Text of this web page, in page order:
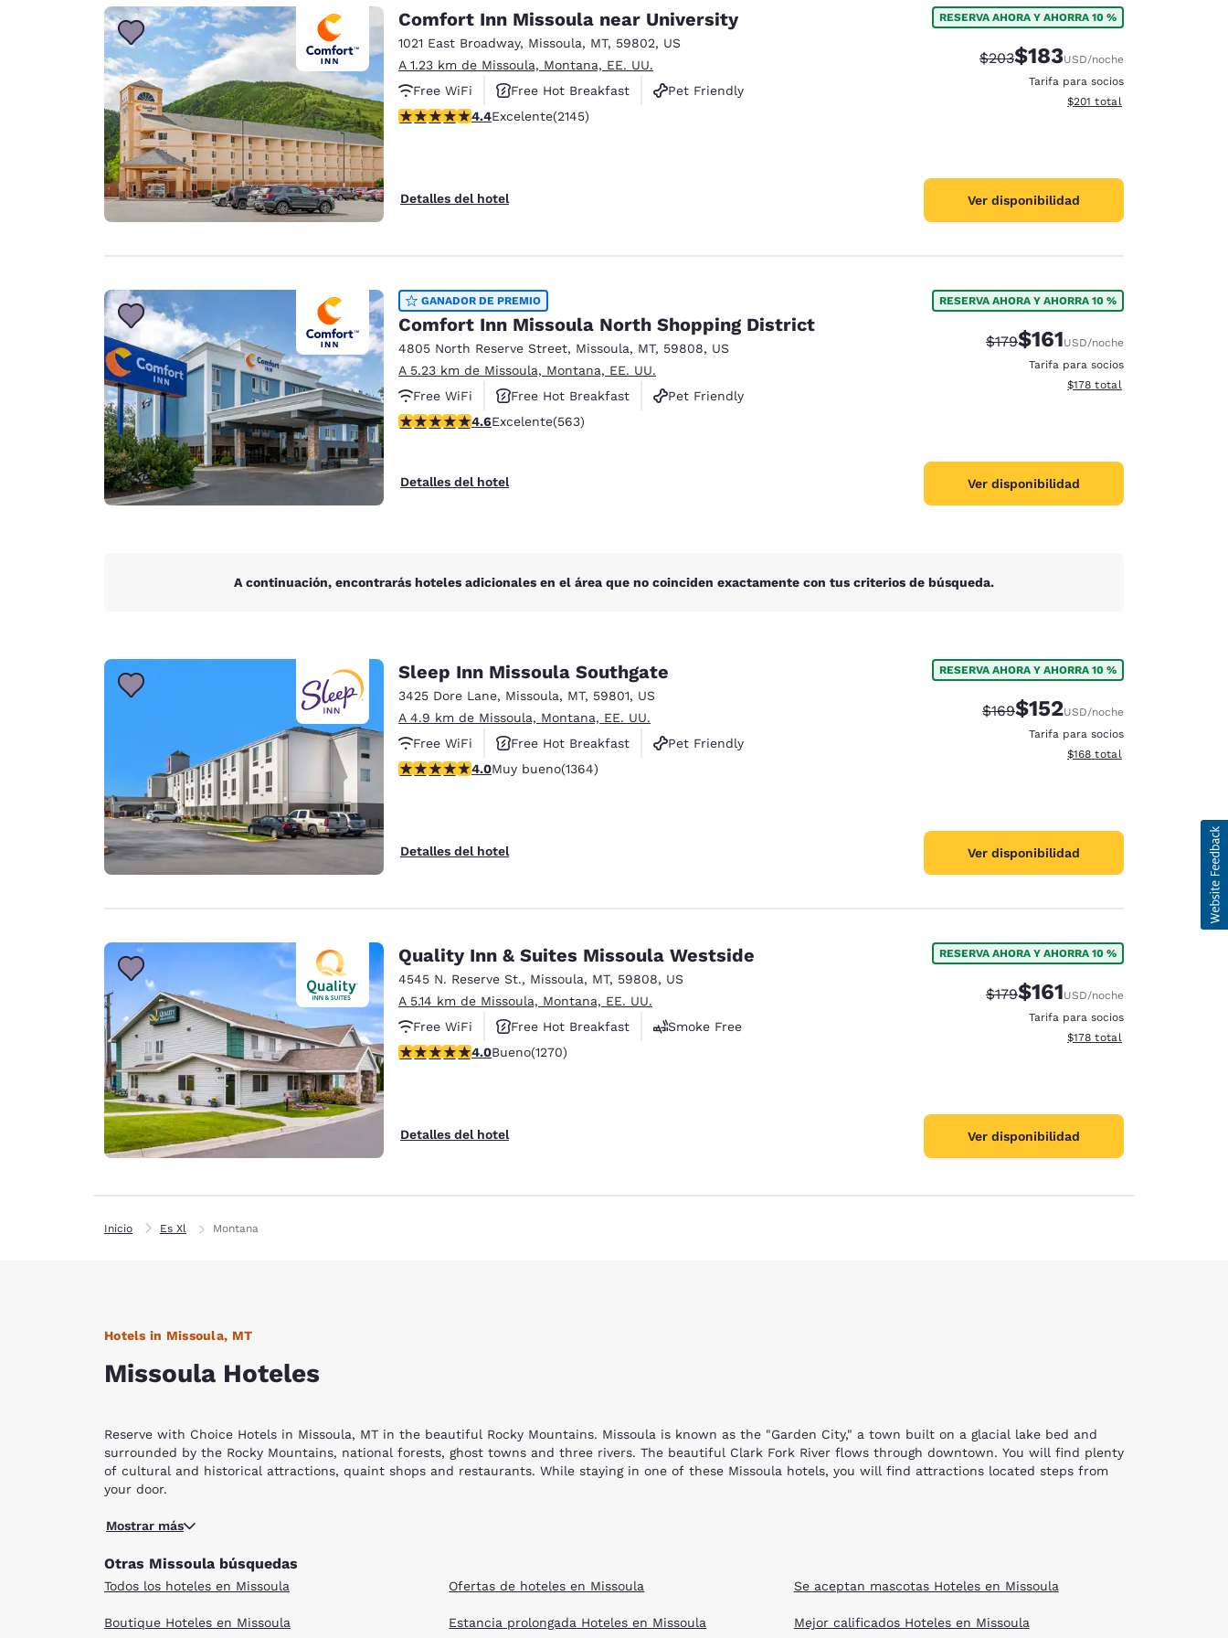
Español
Europa
Deutschland
Deutsch
Germany
Spain
English
Ireland
English
Asia-Pacífico
Australia
English
India
English
Comfort Inn Missoula near University
1021 East Broadway, Missoula, MT, 59802, US
A 1.23 km de Missoula, Montana, EE. UU.
Free WiFi
Free Hot Breakfast
Pet Friendly
calificación de 4.37 estrellas. Excelente. 2145 reseñas
4.4Excelente(2145)
Detalles del hotel
RESERVA AHORA Y AHORRA 10 %
Precio tachado:
$203Precio con descuento:
$183USD/noche
Tarifa para socios
Ver detalles del total
$201 total
Ver disponibilidad
GANADOR DE PREMIO
Comfort Inn Missoula North Shopping District
4805 North Reserve Street, Missoula, MT, 59808, US
A 5.23 km de Missoula, Montana, EE. UU.
Free WiFi
Free Hot Breakfast
Pet Friendly
calificación de 4.57 estrellas. Excelente. 563 reseñas
4.6Excelente(563)
Detalles del hotel
RESERVA AHORA Y AHORRA 10 %
Precio tachado:
$179Precio con descuento:
$161USD/noche
Tarifa para socios
Ver detalles del total
$178 total
Ver disponibilidad
A continuación, encontrarás hoteles adicionales en el área que no coinciden exactamente con tus criterios de búsqueda.
Sleep Inn Missoula Southgate
3425 Dore Lane, Missoula, MT, 59801, US
A 4.9 km de Missoula, Montana, EE. UU.
Free WiFi
Free Hot Breakfast
Pet Friendly
calificación de 4.05 estrellas. Muy bueno. 1364 reseñas
4.0Muy bueno(1364)
Detalles del hotel
RESERVA AHORA Y AHORRA 10 %
Precio tachado:
$169Precio con descuento:
$152USD/noche
Tarifa para socios
Ver detalles del total
$168 total
Ver disponibilidad
Quality Inn & Suites Missoula Westside
4545 N. Reserve St., Missoula, MT, 59808, US
A 5.14 km de Missoula, Montana, EE. UU.
Free WiFi
Free Hot Breakfast
Smoke Free
calificación de 3.97 estrellas. Bueno. 1270 reseñas
4.0Bueno(1270)
Detalles del hotel
RESERVA AHORA Y AHORRA 10 %
Precio tachado:
$179Precio con descuento:
$161USD/noche
Tarifa para socios
Ver detalles del total
$178 total
Ver disponibilidad
Inicio Es Xl Montana
Hotels in Missoula, MT
Missoula Hoteles
Reserve with Choice Hotels in Missoula, MT in the beautiful Rocky Mountains. Missoula is known as the "Garden City," a town built on a glacial lake bed and
surrounded by the Rocky Mountains, national forests, ghost towns and three rivers. The beautiful Clark Fork River flows through downtown. You will find plenty
of cultural and historical attractions, quaint shops and restaurants. While staying in one of these Missoula hotels, you will find attractions located steps from
your door.
Against a backdrop of forests and canyons, the Rattlesnake National Recreation Area offers horseback riding, fishing and hiking on the trails against the
Carousel for Missoula, a fast-moving, hand-carved carousel that was built in 1995. The beautiful carousel was constructed by community volunteers, led by
Missoula cabinet-maker Chuck Kaparich. It also features the largest band organ in continuous use in the country.
on display at the Montana Museum of Arts and Culture on campus. Visitors enter the world of elk at the Rocky Mountain Elk Foundation. Interactive exhibits
Mostrar más
Otras Missoula búsquedas
Todos los hoteles en Missoula
Boutique Hoteles en Missoula
Ofertas de hoteles en Missoula
Estancia prolongada Hoteles en Missoula
Se aceptan mascotas Hoteles en Missoula
Mejor calificados Hoteles en Missoula